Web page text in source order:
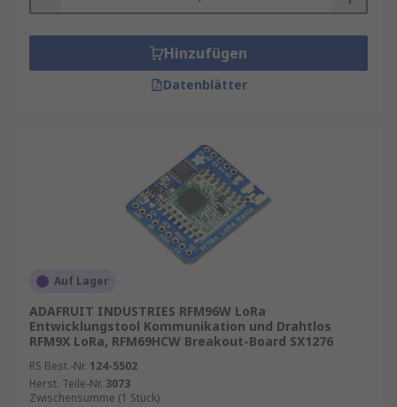
Hinzufügen
Datenblätter
Auf Lager
ADAFRUIT INDUSTRIES RFM96W LoRa
Entwicklungstool Kommunikation und Drahtlos
RFM9X LoRa, RFM69HCW Breakout-Board SX1276
RS Best.-Nr. 124-5502
Herst. Teile-Nr. 3073
Zwischensumme (1 Stück)